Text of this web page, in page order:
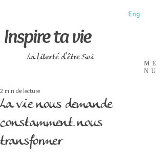
Inspire ta vie
La liberté d'être Soi
ME
NU
Eng
La vie nous demande
constamment nous
transformer
2 min de lecture